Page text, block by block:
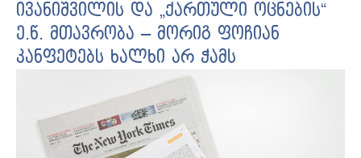
ივანიშვილის და „ქართული ოცნების“
ე.წ. მთავრობა – მორიგ ფოჩიან
კანფეტებს ხალხი არ ჭამს